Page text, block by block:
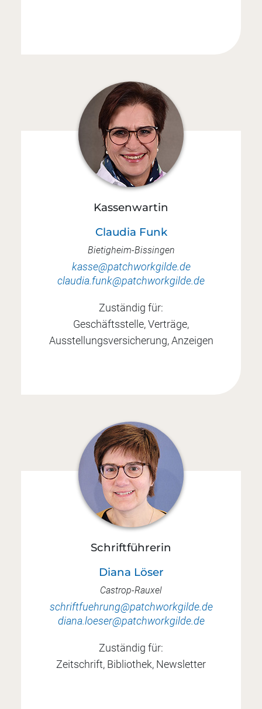
Kassenwartin
Claudia Funk
Bietigheim-Bissingen
kasse@patchworkgilde.de
claudia.funk@patchworkgilde.de
Zuständig für:
Geschäftsstelle, Verträge,
Ausstellungsversicherung, Anzeigen
Schriftführerin
Diana Löser
Castrop-Rauxel
schriftfuehrung@patchworkgilde.de
diana.loeser@patchworkgilde.de
Zuständig für:
Zeitschrift, Bibliothek, Newsletter